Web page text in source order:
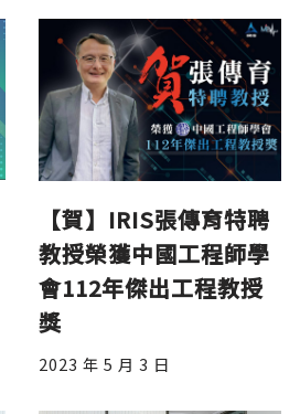
【賀】IRIS張傳育特聘
教授榮獲中國工程師學
會112年傑出工程教授
獎
2023 年 5 月 3 日